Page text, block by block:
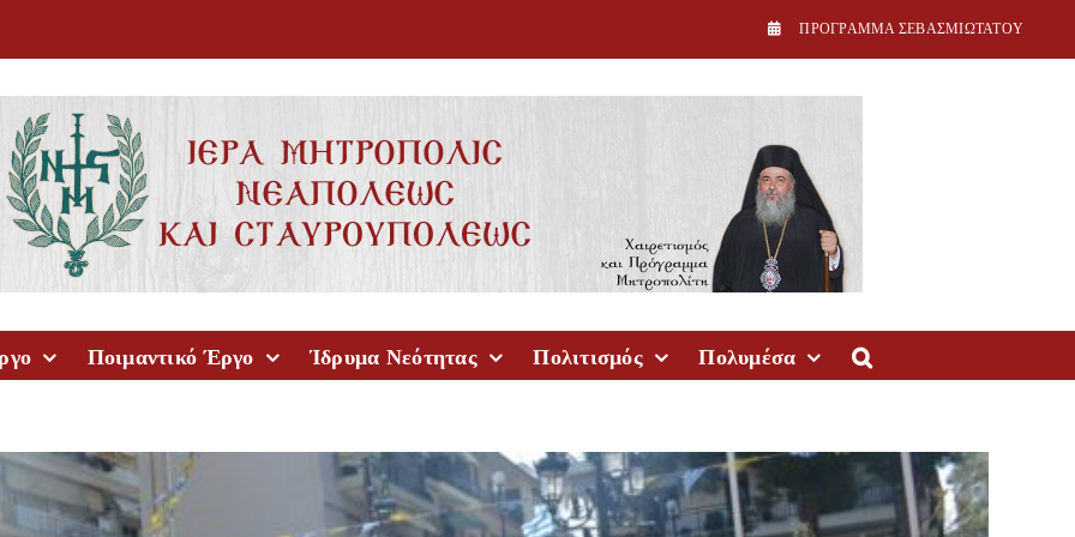
ΠPOΓPAMMA ΣEBAΣMIΩTATOY
Ποιμαντικό Έργο Ίδρυμα Νεότητας Πολιτισμός Πολυμέσα